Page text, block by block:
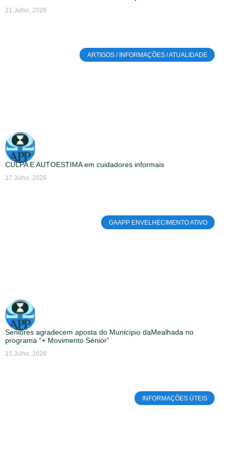
21 Julho, 2026
ARTIGOS / INFORMAÇÕES / ATUALIDADE
CULPA E AUTOESTIMA em cuidadores informais
17 Julho, 2026
GAAPP ENVELHECIMENTO ATIVO
Seniores agradecem aposta do Município daMealhada no
programa “+ Movimento Sénior”
15 Julho, 2026
INFORMAÇÕES ÚTEIS